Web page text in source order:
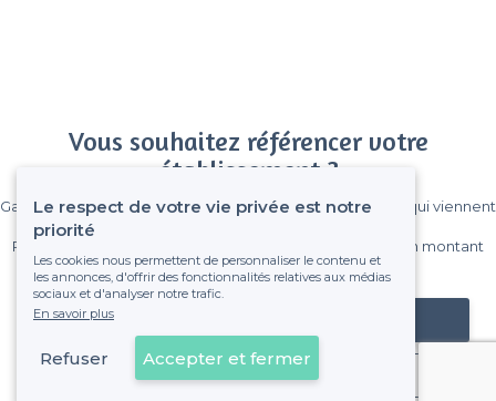
Vous souhaitez référencer votre
établissement ?
Gagnez de nombreux clients parmi le million de visiteurs qui viennent
Pas de commissions et sans engagement, vous payez un montant
fixe sans risque de voir déraper la facture.
Référencer mon établissement
Déjà client
Le respect de votre vie privée est notre
priorité
Les cookies nous permettent de personnaliser le contenu et
les annonces, d'offrir des fonctionnalités relatives aux médias
sociaux et d'analyser notre trafic.
En savoir plus
Refuser Accepter et fermer